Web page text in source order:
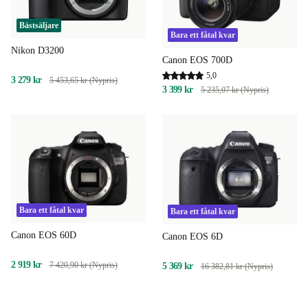
Bästsäljare
Nikon D3200
3 279 kr 5 453,65 kr (Nypris)
Bara ett fåtal kvar
Canon EOS 700D
5,0
3 399 kr 5 235,07 kr (Nypris)
Bara ett fåtal kvar
Canon EOS 60D
2 919 kr 7 420,90 kr (Nypris)
Bara ett fåtal kvar
Canon EOS 6D
5 369 kr 16 382,81 kr (Nypris)